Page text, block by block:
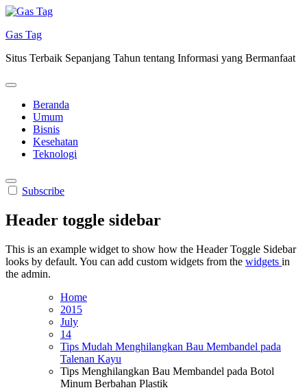
Skip
content
Gas Tag
Situs Terbaik Sepanjang Tahun tentang Informasi yang Bermanfaat
Beranda
Umum
Bisnis
Kesehatan
Teknologi
Subscribe
Header toggle sidebar
This is an example widget to show how the Header Toggle Sidebar
looks by default. You can add custom widgets from the widgets in
the admin.
Home
2015
July
14
Tips Mudah Menghilangkan Bau Membandel pada
Talenan Kayu
Tips Menghilangkan Bau Membandel pada Botol
Minum Berbahan Plastik